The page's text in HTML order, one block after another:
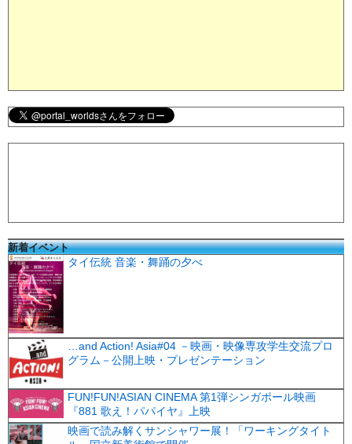
新着イベント
タイ伝統 音楽・舞踊の夕べ
…and Action! Asia#04 －映画・映像専攻学生交流プロ
グラム－公開上映・プレゼンテーション
FUN!FUN!ASIAN CINEMA 第1弾シンガポール映画
『881 歌え！パパイヤ』上映
映画で読み解くサンシャワー展！「ワーキングタイト